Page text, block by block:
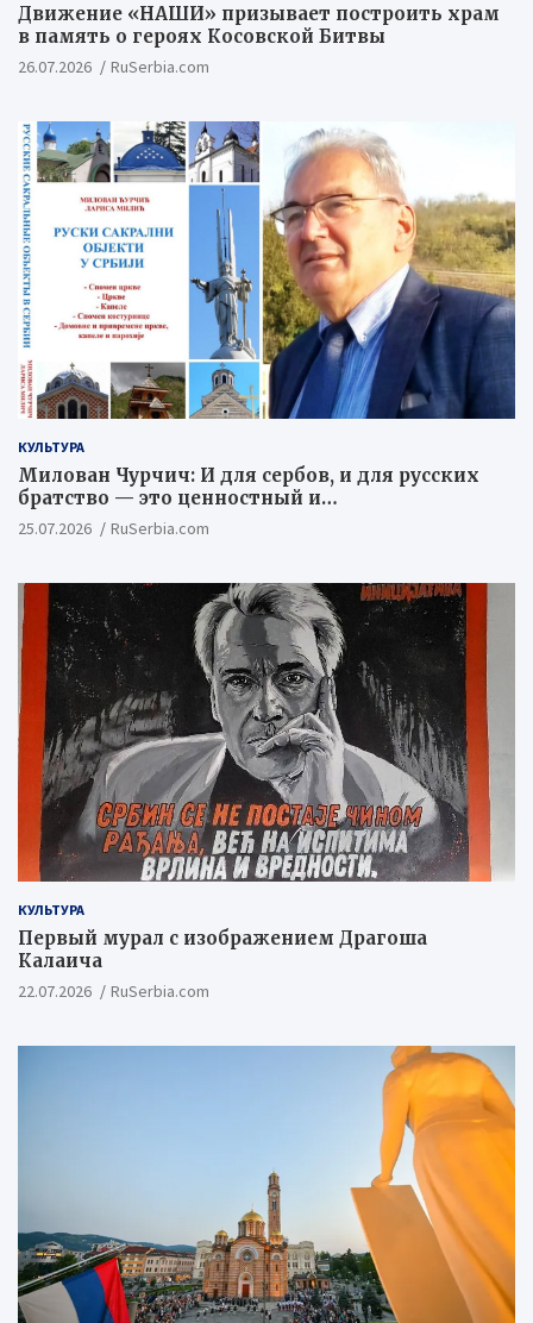
Движение «НАШИ» призывает построить храм
в память о героях Косовской Битвы
26.07.2026 RuSerbia.com
КУЛЬТУРА
Милован Чурчич: И для сербов, и для русских
братство — это ценностный и
цивилизационный концепт
25.07.2026 RuSerbia.com
КУЛЬТУРА
Первый мурал с изображением Драгоша
Калаича
22.07.2026 RuSerbia.com